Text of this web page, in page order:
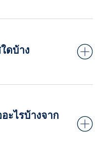
ดบ้าง
เรายอมรับตัวแทน
นไขว่าตัวแทนดังกล่าวต้อง
ะไรบ้างจาก